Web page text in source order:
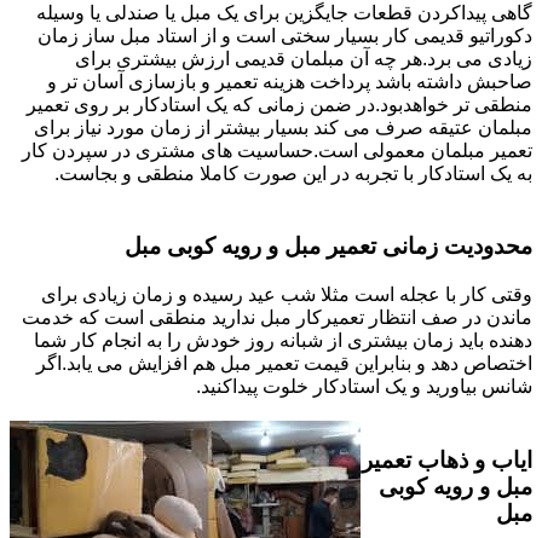
گاهی پیداکردن قطعات جایگزین برای یک مبل یا صندلی یا وسیله
دکوراتیو قدیمی کار بسیار سختی است و از استاد مبل ساز زمان
زیادی می برد.هر چه آن مبلمان قدیمی ارزش بیشتری برای
صاحبش داشته باشد پرداخت هزینه تعمیر و بازسازی آسان تر و
منطقی تر خواهدبود.در ضمن زمانی که یک استادکار بر روی تعمیر
مبلمان عتیقه صرف می کند بسیار بیشتر از زمان مورد نیاز برای
تعمیر مبلمان معمولی است.حساسیت های مشتری در سپردن کار
به یک استادکار با تجربه در این صورت کاملا منطقی و بجاست.
محدودیت زمانی تعمیر مبل و رویه کوبی مبل
وقتی کار با عجله است مثلا شب عید رسیده و زمان زیادی برای
ماندن در صف انتظار تعمیرکار مبل ندارید منطقی است که خدمت
دهنده باید زمان بیشتری از شبانه روز خودش را به انجام کار شما
اختصاص دهد و بنابراین قیمت تعمیر مبل هم افزایش می یابد.اگر
شانس بیاورید و یک استادکار خلوت پیداکنید.
ایاب و ذهاب تعمیر
مبل و رویه کوبی
مبل